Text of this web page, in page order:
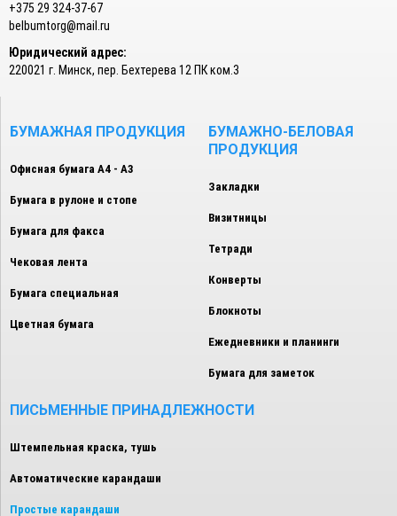
+375 29 324-37-67
belbumtorg@mail.ru
Юридический адрес:
220021 г. Минск, пер. Бехтерева 12 ПК ком.3
БУМАЖНАЯ ПРОДУКЦИЯ
Офисная бумага А4 - А3
Бумага в рулоне и стопе
Бумага для факса
Чековая лента
Бумага специальная
Цветная бумага
БУМАЖНО-БЕЛОВАЯ
ПРОДУКЦИЯ
Закладки
Визитницы
Тетради
Конверты
Блокноты
Ежедневники и планинги
Бумага для заметок
ПИСЬМЕННЫЕ ПРИНАДЛЕЖНОСТИ
Штемпельная краска, тушь
Автоматические карандаши
Простые карандаши